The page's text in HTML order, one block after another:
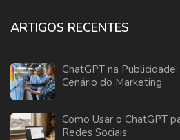
ARTIGOS RECENTES
ChatGPT na
Cenário do Marketing
Como Usar o ChatGPT
Redes Sociais